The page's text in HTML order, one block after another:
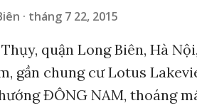
XEM NHÀ ĐẤT TẠI QUẬN
tháng 7 22, 2015
quận Long Biên, Hà
gần chung cư Lotus
ĐÔNG NAM, thoáng